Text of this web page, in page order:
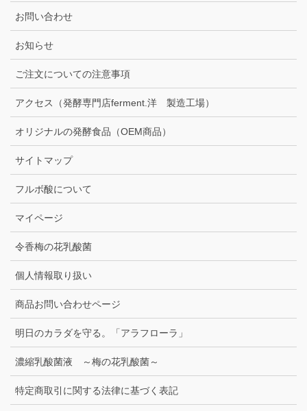
お問い合わせ
お知らせ
ご注文についての注意事項
アクセス（発酵専門店ferment.洋 製造工場）
オリジナルの発酵食品（OEM商品）
サイトマップ
フルボ酸について
マイページ
令香梅の花乳酸菌
個人情報取り扱い
商品お問い合わせページ
明日のカラダを守る。「アラフローラ」
濃縮乳酸菌液 ～梅の花乳酸菌～
特定商取引に関する法律に基づく表記